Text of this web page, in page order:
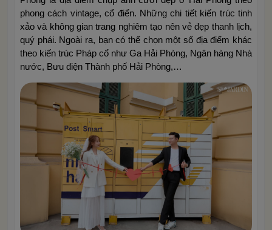
phong cách vintage, cổ điển. Những chi tiết kiến trúc tinh
xảo và không gian trang nghiêm tạo nên vẻ đẹp thanh lịch,
quý phái. Ngoài ra, bạn có thể chọn một số địa điểm khác
theo kiến trúc Pháp cổ như Ga Hải Phòng, Ngân hàng Nhà
nước, Bưu điện Thành phố Hải Phòng,…